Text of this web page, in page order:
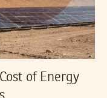
of Energy